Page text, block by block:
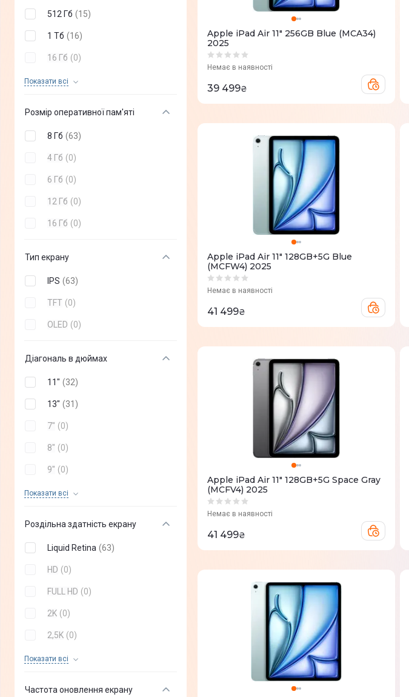
Thomson (+
Durabook
Tecno (+
Prestigio (+0)
Pixus (+0
DOOGEE
Teclast
Oukitel (+
AGN ( +0)
512 Гб (15)
1 Тб (16)
16 Гб (0)
Показати всi
32 Гб 0
Розмір оперативної пам'яті
8 Гб (63)
4 Гб (0)
6 Гб (0)
12 Гб (0)
16 Гб (0)
Тип екрану
IPS (63)
TFT (0)
OLED (0)
Діагональ в дюймах
11" (32)
13" (31 )
7" (0)
8" (0)
9" (0)
Показати всi
10" (0
Роздільна здатність екрану
Liquid Retina (63)
HD (0)
FULL HD (0)
2K (0)
2,5K (0)
Показати всi
Retina (0
Частота оновлення екрану
Apple iPad Air 11" 256GB Blue (MCA34)
2025
Немає в наявності
39 499₴
Apple iPad Air 11" 128GB+5G Blue
(MCFW4) 2025
Немає в наявності
41 499₴
Apple iPad Air 11" 128GB+5G Space Gray
(MCFV4) 2025
Немає в наявності
41 499₴